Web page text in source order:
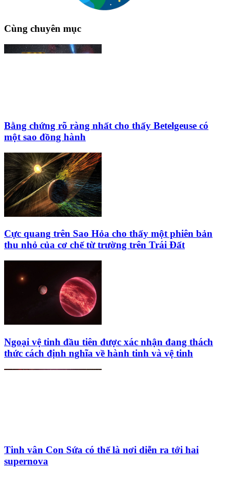
Cùng chuyên mục
Bằng chứng rõ ràng nhất cho thấy Betelgeuse có
một sao đồng hành
Cực quang trên Sao Hỏa cho thấy một phiên bản
thu nhỏ của cơ chế từ trường trên Trái Đất
Ngoại vệ tinh đầu tiên được xác nhận đang thách
thức cách định nghĩa về hành tinh và vệ tinh
Tinh vân Con Sứa có thể là nơi diễn ra tới hai
supernova